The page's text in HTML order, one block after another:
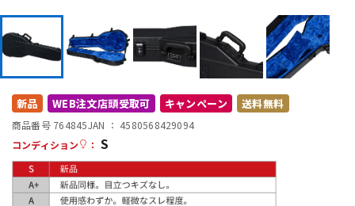
DTM オンライン納品 レコーディング機器
配信/ライブ機器 楽器アクセサリ
新品 WEB注文店頭受取可 キャンペーン 送料無料
商品番号 764845JAN ： 4580568429094
コンディション
： S